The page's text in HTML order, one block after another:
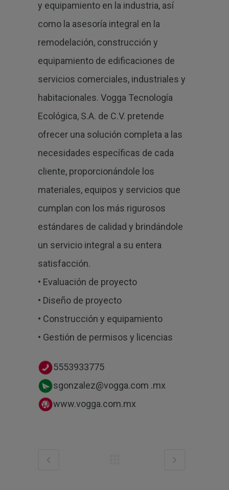
y equipamiento en la industria, así
como la asesoría integral en la
remodelación, construcción y
equipamiento de edificaciones de
servicios comerciales, industriales y
habitacionales. Vogga Tecnología
Ecológica, S.A. de C.V. pretende
ofrecer una solución completa a las
necesidades específicas de cada
cliente, proporcionándole los
materiales, equipos y servicios que
cumplan con los más rigurosos
estándares de calidad y brindándole
un servicio integral a su entera
satisfacción.
• Evaluación de proyecto
• Diseño de proyecto
• Construcción y equipamiento
• Gestión de permisos y licencias
5553933775
sgonzalez@vogga.com .mx
www.vogga.com.mx